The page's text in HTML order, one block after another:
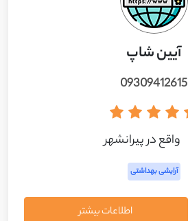
آیین شاپ
09309412615
واقع در پيرانشهر
آرایشی بهداشتی
اطلاعات بیشتر